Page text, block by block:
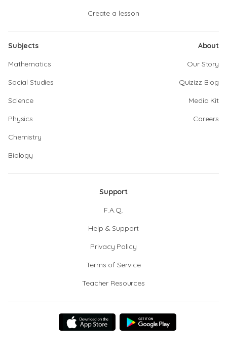
Create a lesson
Subjects
Mathematics
Social Studies
Science
Physics
Chemistry
Biology
About
Our Story
Quizizz Blog
Media Kit
Careers
Support
F.A.Q.
Help & Support
Privacy Policy
Terms of Service
Teacher Resources